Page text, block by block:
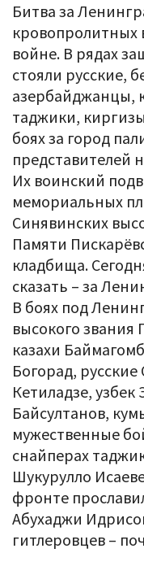
Битва за
кровопролитных
войне. В рядах
стояли русские,
азербайджанцы,
таджики,
боях за город
представителей
Их воинский
мемориальных
Синявинских
Памяти
кладбища.
сказать – за
В боях под
высокого звания
казахи
Богорад,
Кетиладзе,
Байсултанов,
мужественные
снайперах
Шукурулло
фронте
Абухаджи
гитлеровцев –